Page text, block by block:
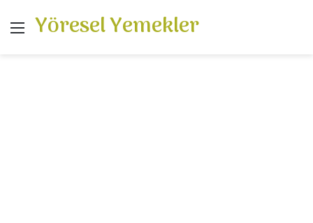
Menü
Yöresel Yemekler